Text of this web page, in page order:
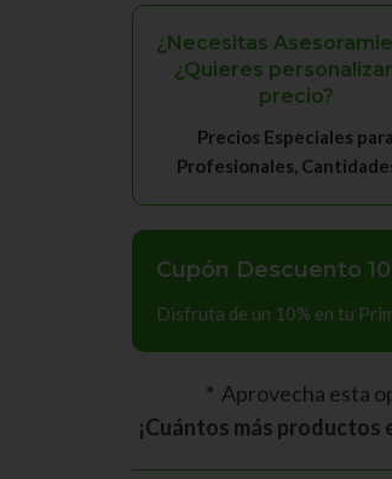
¿Necesitas
¿Quieres
precio?
Precios Especiales para
Profesionales,
Cupón Descuento
Disfruta de un 10% en tu
* Aprovecha esta
¡Cuántos más productos